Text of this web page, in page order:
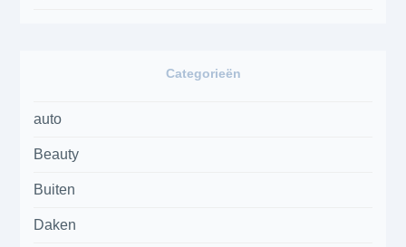
Categorieën
auto
Beauty
Buiten
Daken